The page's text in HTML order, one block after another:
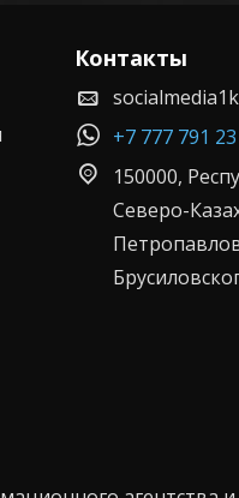
Контакты
+7 777 791
150000,
Северо-